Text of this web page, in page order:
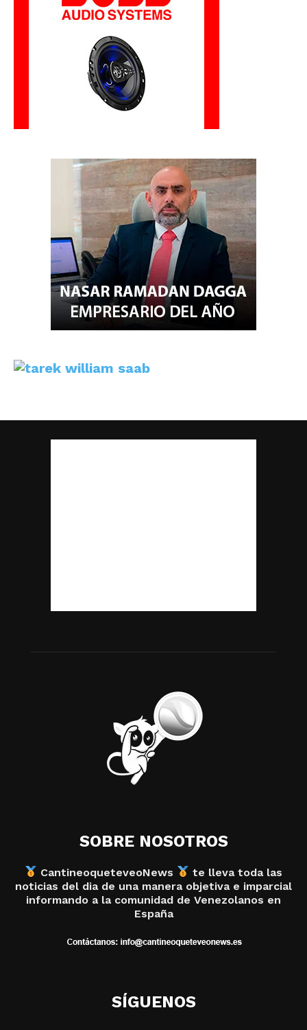
SOBRE NOSOTROS
CantineoqueteveoNews
te lleva toda las
noticias del dia de una manera objetiva e imparcial
informando a la comunidad de Venezolanos en
España
SÍGUENOS